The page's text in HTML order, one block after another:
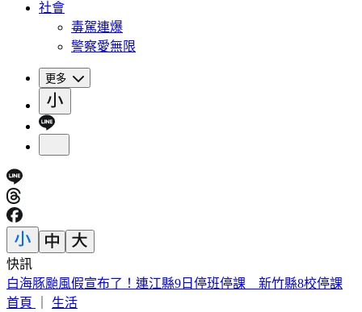
社會
毒駕連爆
警察愛無限
更多
快訊
疫苗風暴燒回陳時中！羅旺哲：沈伯洋成受害者
首頁
生活